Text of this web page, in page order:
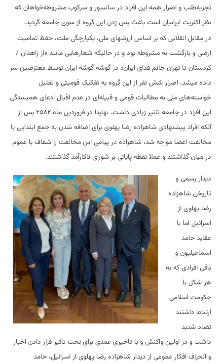
تجزیه‌طلب و اصرار همه این افراد در سانسور و سرکوب مشروطه‌خواهان که
نظر اکثریت ایرانیان است باعث پس زدن این گروه از سوی جامعه گردید.
در مقابل انقلابی که بر اساس ارزشهای ملی، یکپارچگی ملت، حفظ تمامیت
ارضی و بازگشت به مشروطه بود و در حالیکه شعارهایی مانند «از زاهدان /
کردستان تا تهران جانم فدای ایران» در گوشه گوشه ایران توسط معترضین سر
داده میشد، اصرار شش نفر از این گروه به تفکیک قومیتی و تقلیل
خواسته‌های ملی به مطالبات قومی و قبیله‌ای در عدم اقبال ادعای همبستگی
این افراد در جامعه تاثیر زیادی داشت. نهایتا در فروردین ماه ۲۵۸۲ پس از
آنکه افراد پیشنهادی شاهزاده رضا پهلوی برای اضافه شدن به جمع ابتدایی با
مخالفت اعضا مواجه شد، شاهزاده در پیامی این مخالفت را شفاف با عموم
در میان گذاشتند و عملا نقطه پایانی بر شورای ناکارآمد گذاشتند.
دیدار رسمی و
تاریخی شاهزاده
رضا پهلوی از
اسرائیل اما با
عقاید حامد
اسماعیلیون و
باقی افرادی که به
هر شکل با
حکومت اسلامی
ارتباط داشتند
تضاد شدید
داشت و در اولین واکنش و با تاخیری عمدی برای تحت تاثیر قرار دادن اخبار
و انحراف افکار عمومی از دیدار شاهزاده رضا پهلوی از اسرائیل، حامد